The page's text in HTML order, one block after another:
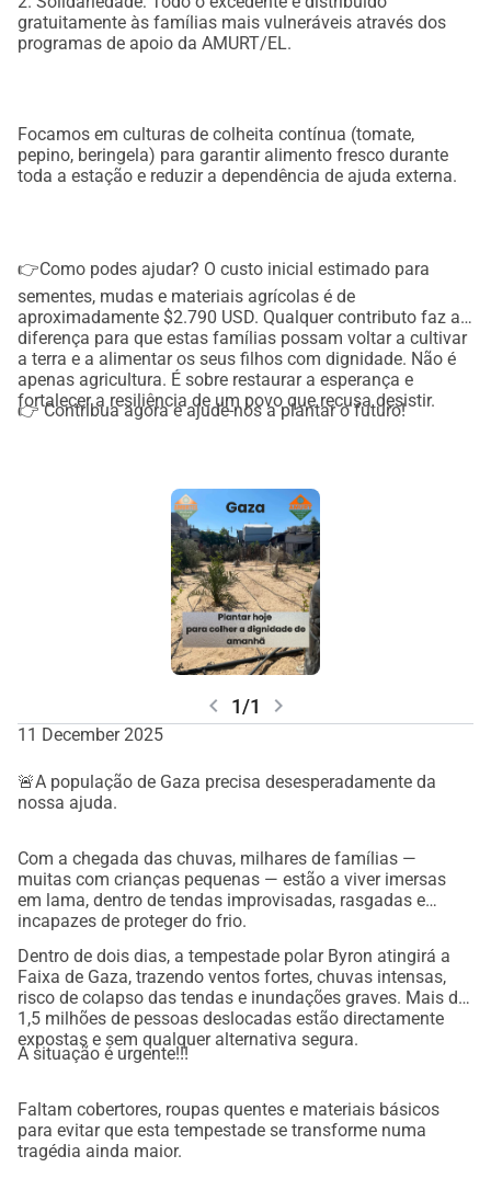
gratuitamente às famílias mais vulneráveis através dos
programas de apoio da AMURT/EL.
Focamos em culturas de colheita contínua (tomate,
pepino, beringela) para garantir alimento fresco durante
toda a estação e reduzir a dependência de ajuda externa.
👉Como podes ajudar? O custo inicial estimado para
sementes, mudas e materiais agrícolas é de
aproximadamente $2.790 USD. Qualquer contributo faz a
diferença para que estas famílias possam voltar a cultivar
a terra e a alimentar os seus filhos com dignidade. Não é
apenas agricultura. É sobre restaurar a esperança e
fortalecer a resiliência de um povo que recusa desistir.
👉 Contribua agora e ajude-nos a plantar o futuro!
chevron_left 1/1 chevron_right
11 December 2025
🚨A população de Gaza precisa desesperadamente da
nossa ajuda.
Com a chegada das chuvas, milhares de famílias —
muitas com crianças pequenas — estão a viver imersas
em lama, dentro de tendas improvisadas, rasgadas e
incapazes de proteger do frio.
Dentro de dois dias, a tempestade polar Byron atingirá a
Faixa de Gaza, trazendo ventos fortes, chuvas intensas,
risco de colapso das tendas e inundações graves. Mais de
1,5 milhões de pessoas deslocadas estão directamente
expostas e sem qualquer alternativa segura.
A situação é urgente!!!
Faltam cobertores, roupas quentes e materiais básicos
para evitar que esta tempestade se transforme numa
tragédia ainda maior.